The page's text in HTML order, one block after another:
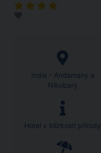
Indie - Andamany a
Nikobary
Hotel v blízkosti přírody